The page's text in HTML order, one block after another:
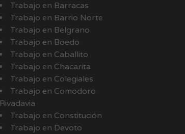
Trabajo en Barracas
Trabajo en Barrio Norte
Trabajo en Belgrano
Trabajo en Boedo
Trabajo en Caballito
Trabajo en Chacarita
Trabajo en Colegiales
Trabajo en Comodoro
Rivadavia
Trabajo en Constitución
Trabajo en Devoto